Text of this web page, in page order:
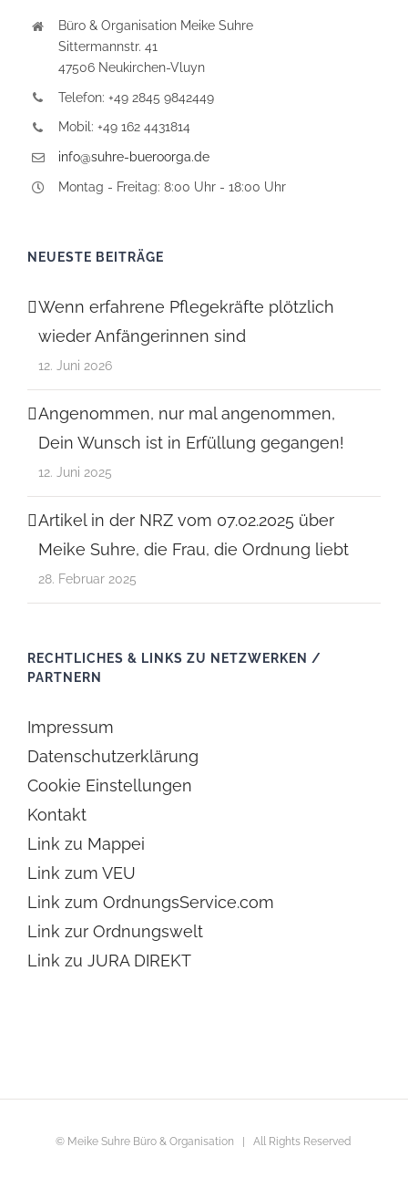
Büro & Organisation Meike Suhre
Sittermannstr. 41
47506 Neukirchen-Vluyn
Telefon: +49 2845 9842449
Mobil: +49 162 4431814
info@suhre-bueroorga.de
Montag - Freitag: 8:00 Uhr - 18:00 Uhr
NEUESTE BEITRÄGE
Wenn erfahrene Pflegekräfte plötzlich
wieder Anfängerinnen sind
12. Juni 2026
Angenommen, nur mal angenommen,
Dein Wunsch ist in Erfüllung gegangen!
12. Juni 2025
Artikel in der NRZ vom 07.02.2025 über
Meike Suhre, die Frau, die Ordnung liebt
28. Februar 2025
RECHTLICHES & LINKS ZU NETZWERKEN /
PARTNERN
Impressum
Datenschutzerklärung
Cookie Einstellungen
Kontakt
Link zu Mappei
Link zum VEU
Link zum OrdnungsService.com
Link zur Ordnungswelt
Link zu JURA DIREKT
© Meike Suhre Büro & Organisation | All Rights Reserved